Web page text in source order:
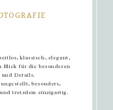
klassisch, elegant,
Blick für die besonderen
und Details.
besonders,
trotzdem einzigartig.